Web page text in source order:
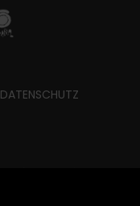
DATENSCHUTZ